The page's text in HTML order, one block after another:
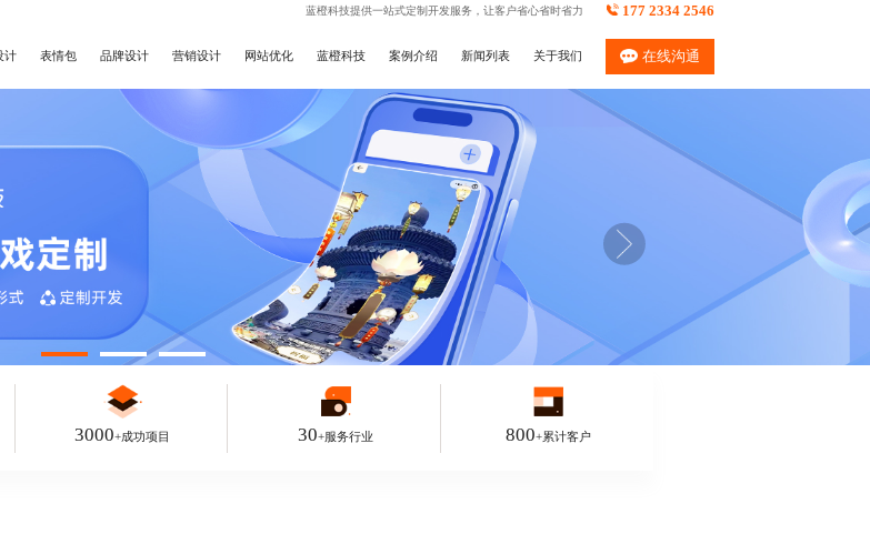
蓝橙科技提供一站式定制开发服务，让客户省心省时省力 177 2334 2546
计 表情包 品牌设计 营销设计 网站优化 蓝橙科技 案例介绍 新闻列表 关于我们 在线沟通
3000+成功项目 30+服务行业 800+累计客户